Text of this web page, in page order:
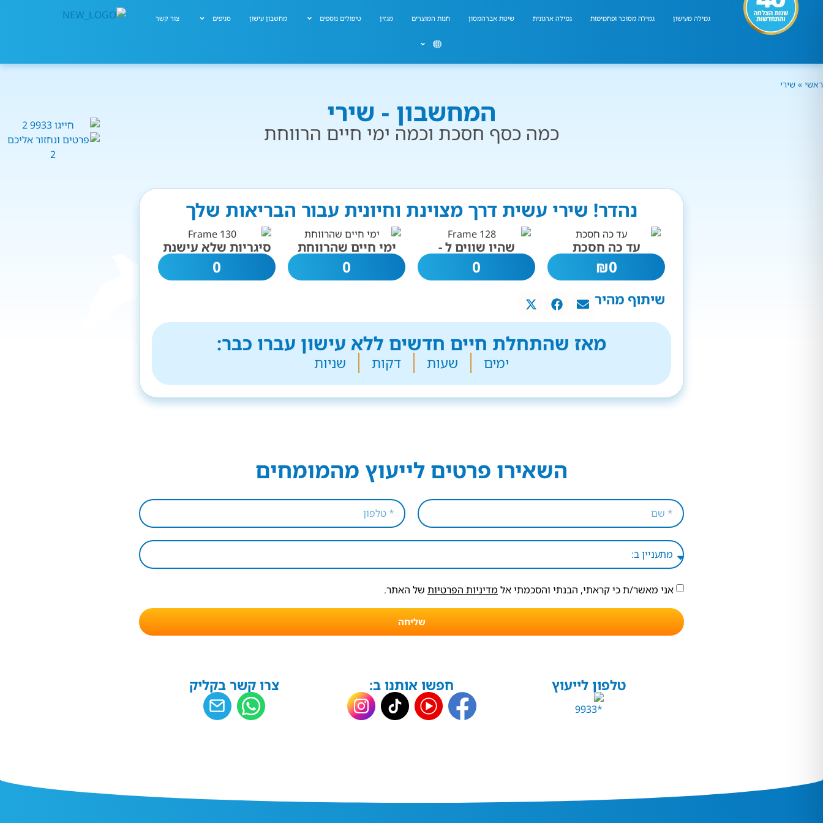
גמילה מעישון גמילה מסוכר ופחמימות גמילה ארגונית שיטת אברהמסון חנות המוצרים מגזין טיפולים נוספים מחשבון עישון סניפים צור קשר
ראשי » שירי
המחשבון - שירי
כמה כסף חסכת וכמה ימי חיים הרווחת
נהדר! שירי עשית דרך מצוינת וחיונית עבור הבריאות שלך
עד כה חסכת
0
₪
שהיו שווים ל -
0
ימי חיים שהרווחת
0
סיגריות שלא עישנת
0
שיתוף מהיר
מאז שהתחלת חיים חדשים ללא עישון עברו כבר:
ימים שעות דקות שניות
השאירו פרטים לייעוץ מהמומחים
אני מאשר/ת כי קראתי, הבנתי והסכמתי אל מדיניות הפרטיות של האתר.
שליחה
טלפון לייעוץ חפשו אותנו ב: צרו קשר בקליק